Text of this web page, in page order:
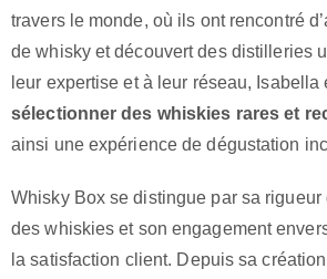
travers le monde, où ils ont rencontré
de whisky et découvert des distilleries
leur expertise et à leur réseau, Isabella
sélectionner des whiskies rares et
ainsi une expérience de dégustation
Whisky Box se distingue par sa
des whiskies et son engagement
la satisfaction client. Depuis sa